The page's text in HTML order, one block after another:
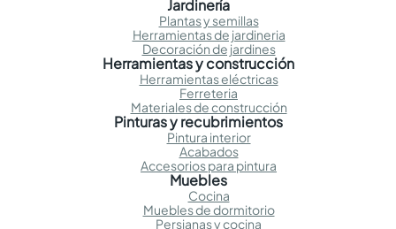
Jardinería
Plantas y semillas
Herramientas de jardineria
Decoración de jardines
Herramientas y construcción
Herramientas eléctricas
Ferreteria
Materiales de construcción
Pinturas y recubrimientos
Pintura interior
Acabados
Accesorios para pintura
Muebles
Cocina
Muebles de dormitorio
Persianas y cocina